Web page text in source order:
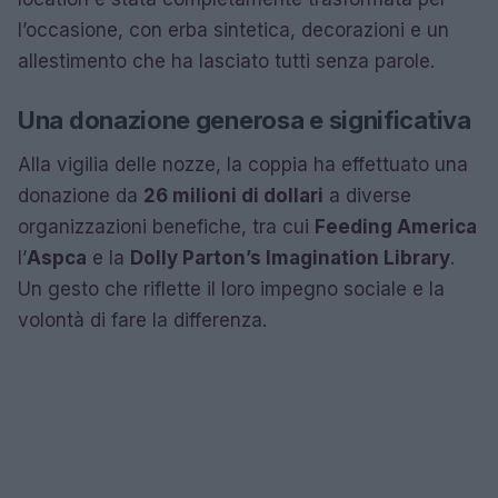
l’occasione, con erba sintetica, decorazioni e un
allestimento che ha lasciato tutti senza parole.
Una donazione generosa e significativa
Alla vigilia delle nozze, la coppia ha effettuato una
donazione da 26 milioni di dollari a diverse
organizzazioni benefiche, tra cui Feeding America
l’Aspca e la Dolly Parton’s Imagination Library.
Un gesto che riflette il loro impegno sociale e la
volontà di fare la differenza.